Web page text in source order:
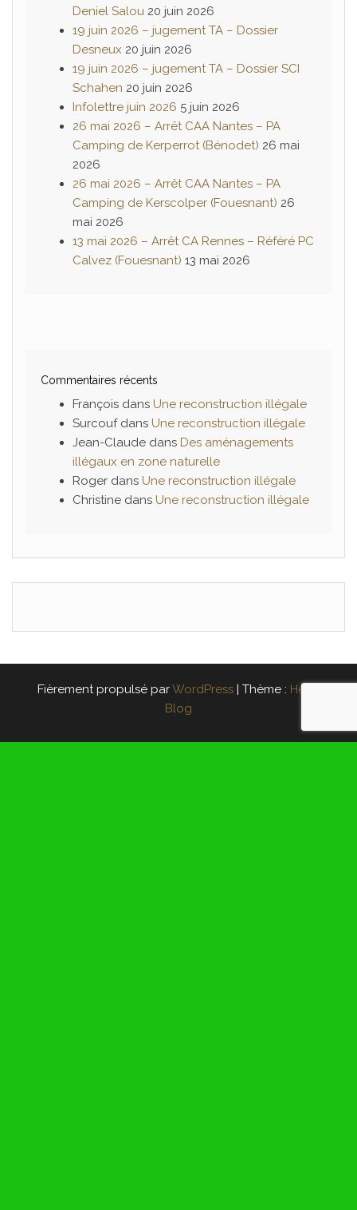
Deniel Salou 20 juin 2026
19 juin 2026 – jugement TA – Dossier
Desneux 20 juin 2026
19 juin 2026 – jugement TA – Dossier SCI
Schahen 20 juin 2026
Infolettre juin 2026 5 juin 2026
26 mai 2026 – Arrêt CAA Nantes – PA
Camping de Kerperrot (Bénodet) 26 mai
2026
26 mai 2026 – Arrêt CAA Nantes – PA
Camping de Kerscolper (Fouesnant) 26
mai 2026
13 mai 2026 – Arrêt CA Rennes – Référé PC
Calvez (Fouesnant) 13 mai 2026
Commentaires récents
François dans Une reconstruction illégale
Surcoufdans Une reconstruction illégale
Jean-Claude dans Des aménagements
illégaux en zone naturelle
Roger dans Une reconstruction illégale
Christine dans Une reconstruction illégale
Fièrement propulsé parWordPress | Thème : Head
Blog